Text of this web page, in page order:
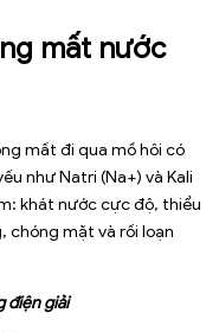
mất nước
mất đi qua mồ hôi có
như Natri (Na+) và Kali
khát nước cực độ, thiểu
chóng mặt và rối loạn
điện giải